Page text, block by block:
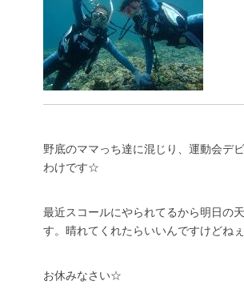
野底のママっち達に混じり、運動会デ
わけです☆
最近スコールにやられてるから明日の
す。晴れてくれたらいいんですけどねぇ
お休みなさい☆